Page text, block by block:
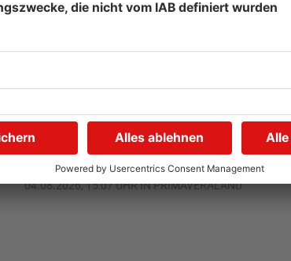
Gewässer im
Primaveraland leiden unter
Trockenheit
04.08.2026, 15:07 UHR IN PRIMAVERALAND